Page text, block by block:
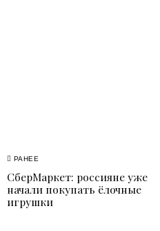
Навигация
по
записям
РАНЕЕ
Previous
post:
СберМаркет: россияне уже
начали покупать ёлочные
игрушки